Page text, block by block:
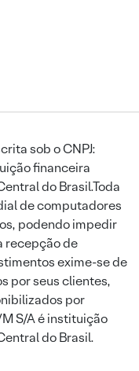
sob o CNPJ:
financeira
do Brasil.Toda
de computadores
podendo impedir
recepção de
exime-se de
por seus clientes,
por
S/A é instituição
do Brasil.